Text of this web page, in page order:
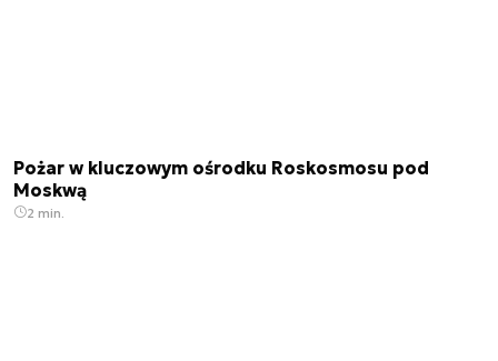
Pożar w kluczowym ośrodku Roskosmosu pod
Moskwą
2 min.